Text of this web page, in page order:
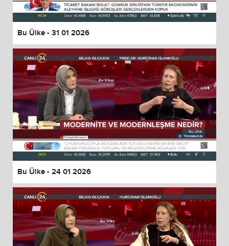
Bu Ülke - 31 01 2026
Bu Ülke - 24 01 2026